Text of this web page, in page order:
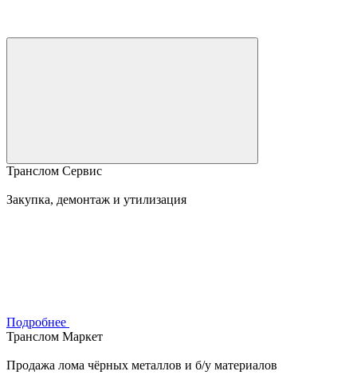
Транслом Сервис
Закупка, демонтаж и утилизация
Подробнее
Транслом Маркет
Продажа лома чёрных металлов и б/у материалов